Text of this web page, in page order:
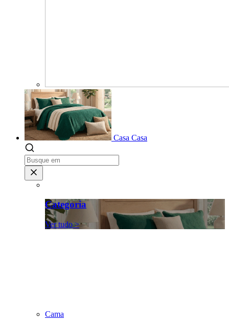
Casa Casa
Categoria
Ver tudo >
Cama